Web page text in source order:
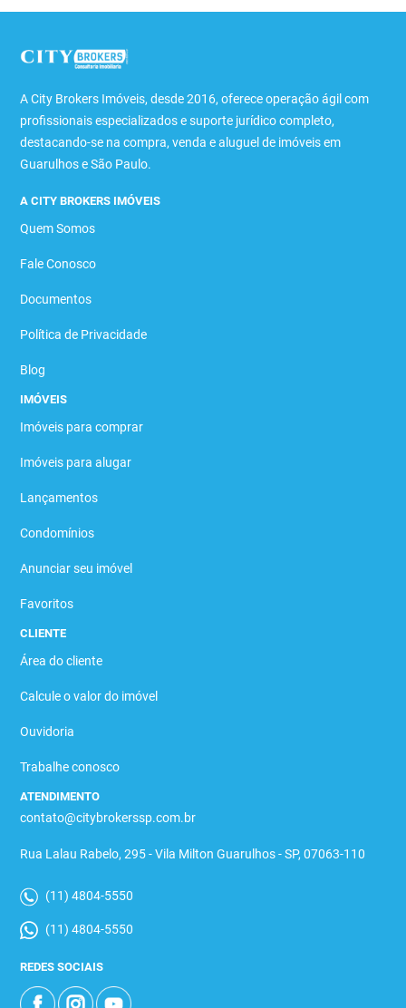
A City Brokers Imóveis, desde 2016, oferece operação ágil com
profissionais especializados e suporte jurídico completo,
destacando-se na compra, venda e aluguel de imóveis em
Guarulhos e São Paulo.
A CITY BROKERS IMÓVEIS
Quem Somos
Fale Conosco
Documentos
Política de Privacidade
Blog
IMÓVEIS
Imóveis para comprar
Imóveis para alugar
Lançamentos
Condomínios
Anunciar seu imóvel
Favoritos
CLIENTE
Área do cliente
Calcule o valor do imóvel
Ouvidoria
Trabalhe conosco
ATENDIMENTO
contato@citybrokerssp.com.br
Rua Lalau Rabelo, 295 - Vila Milton Guarulhos - SP, 07063-110
(11) 4804-5550
(11) 4804-5550
REDES SOCIAIS